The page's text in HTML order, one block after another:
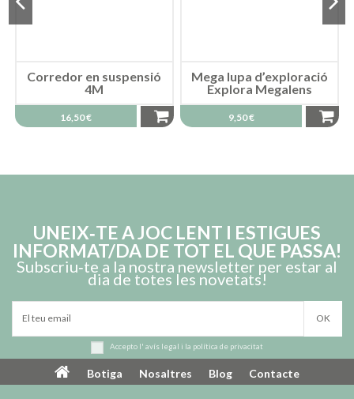
Corredor en suspensió
4M
16,50 €
Mega lupa d’exploració
Explora Megalens
9,50 €
Exploració de l'espai
La Química dels Polímers
– Laboratori Científic
UNEIX‑TE A JOC LENT I ESTIGUES
INFORMAT/DA DE TOT EL QUE PASSA!
Subscriu‑te a la nostra newsletter per estar al
dia de totes les novetats!
Accepto l' avís legal i la política de privacitat
Botiga Nosaltres Blog Contacte